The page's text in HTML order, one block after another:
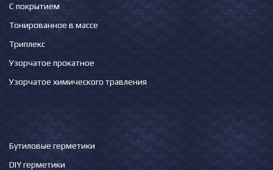
С покрытием
Тонированное в массе
Триплекс
Узорчатое прокатное
Узорчатое химического травления
Бутиловые герметики
DIY герметики